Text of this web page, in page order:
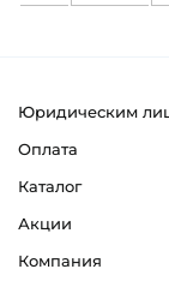
Юридическим
Оплата
Каталог
Акции
Компания